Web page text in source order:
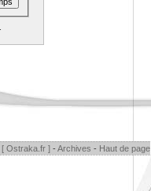
[ Ostraka.fr ] - Archives - Haut de page